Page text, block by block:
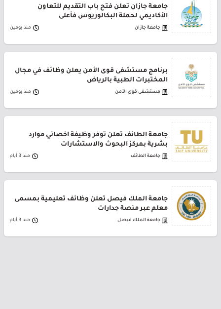
جامعة جازان تعلن فتح باب التقديم للتعاون
الأكاديمي لحملة البكالوريوس فأعلى
جامعة جازان منذ يومين
برنامج مستشفى قوى الأمن يعلن وظائف في مجال
المختبرات الطبية بالرياض
مستشفى قوى الأمن منذ يومين
جامعة الطائف تعلن توفر وظيفة أخصائي موارد
بشرية بمركز البحوث والاستشارات
جامعة الطائف منذ 3 أيام
جامعة الملك فيصل تعلن وظائف تعليمية بمسمى
معلم عبر منصة جدارات
جامعة الملك فيصل منذ 3 أيام